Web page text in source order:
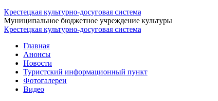
Крестецкая культурно-досуговая система
Муниципальное бюджетное учреждение культуры
Крестецкая культурно-досуговая система
Главная
Анонсы
Новости
Туристский информационный пункт
Фотогалереи
Видео